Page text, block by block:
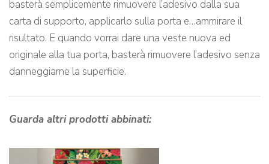
basterà semplicemente rimuovere l’adesivo dalla sua
carta di supporto, applicarlo sulla porta e…ammirare il
risultato. E quando vorrai dare una veste nuova ed
originale alla tua porta, basterà rimuovere l’adesivo senza
danneggiarne la superficie.
Guarda altri prodotti abbinati: